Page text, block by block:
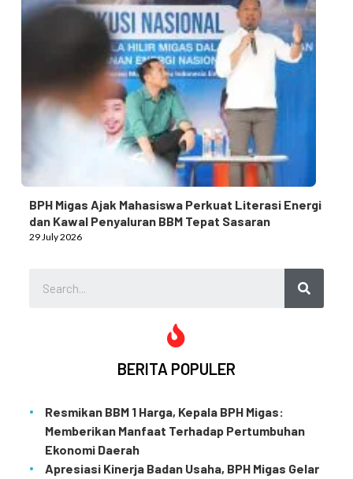
BPH Migas Ajak Mahasiswa Perkuat Literasi Energi
dan Kawal Penyaluran BBM Tepat Sasaran
29 July 2026
BERITA POPULER
Resmikan BBM 1 Harga, Kepala BPH Migas:
Memberikan Manfaat Terhadap Pertumbuhan
Ekonomi Daerah
Apresiasi Kinerja Badan Usaha, BPH Migas Gelar